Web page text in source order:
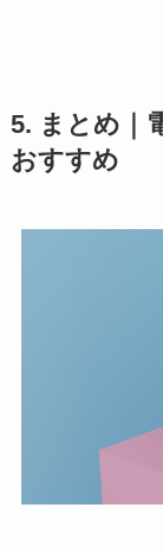
5. まとめ｜
おすすめ